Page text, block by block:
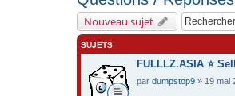
Nouveau sujet
SUJETS
FULLLZ.ASIA ⭐️
par dumpstop9 » 19 mai